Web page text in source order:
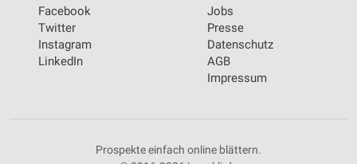
Facebook
Twitter
Instagram
LinkedIn
Jobs
Presse
Datenschutz
AGB
Impressum
Prospekte einfach online blättern.